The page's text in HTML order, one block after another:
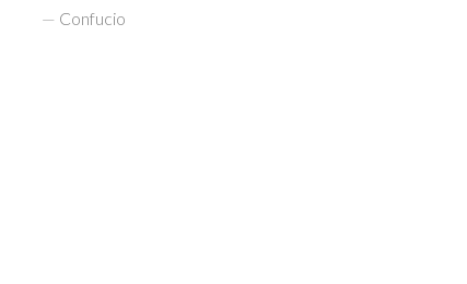
— Confucio